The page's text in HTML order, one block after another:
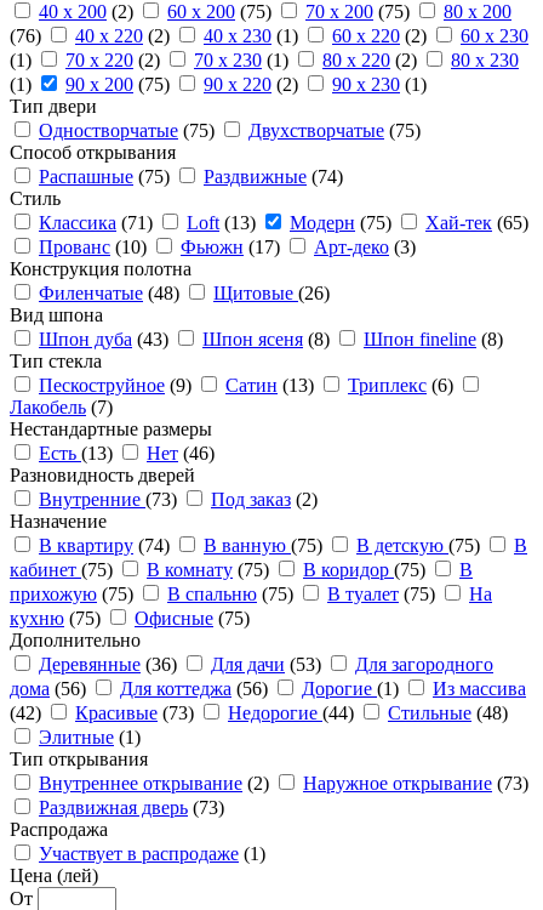
40 x 200 (2) 60 x 200 (75) 70 x 200 (75)
80 x 200
(76)
40 x 220 (2) 40 x 230 (1) 60 x 220 (2)
60 x 230
(1)
70 x 220 (2) 70 x 230 (1) 80 x 220 (2)
80 x 230
(1)
90 x 200 (75) 90 x 220 (2) 90 x 230 (1)
Тип двери
Одностворчатые (75) Двухстворчатые (75)
Способ открывания
Распашные (75) Раздвижные (74)
Стиль
Классика (71) Loft (13) Модерн (75) Хай-тек (65)
Прованс (10) Фьюжн (17) Арт-деко (3)
Конструкция полотна
Филенчатые (48) Щитовые (26)
Вид шпона
Шпон дуба (43) Шпон ясеня (8) Шпон fineline (8)
Тип стекла
Пескоструйное (9) Сатин (13) Триплекс (6)
Лакобель (7)
Нестандартные размеры
Есть (13) Нет (46)
Разновидность дверей
Внутренние (73) Под заказ (2)
Назначение
В квартиру (74) В ванную (75) В детскую (75)
В
кабинет (75) В комнату (75) В коридор (75)
В
прихожую (75) В спальню (75) В туалет (75)
На
кухню (75) Офисные (75)
Дополнительно
Деревянные (36) Для дачи (53)
Для загородного
дома (56) Для коттеджа (56) Дорогие (1)
Из массива
(42)
Красивые (73) Недорогие (44) Стильные (48)
Элитные (1)
Тип открывания
Внутреннее открывание (2) Наружное открывание (73)
Раздвижная дверь (73)
Распродажа
Участвует в распродаже (1)
Цена (лей)
От